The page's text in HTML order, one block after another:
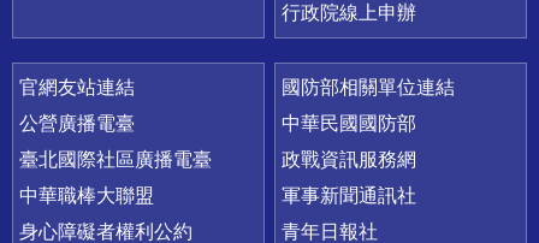
行政院線上申辦
官網友站連結
公營廣播電臺
臺北國際社區廣播電臺
中華職棒大聯盟
身心障礙者權利公約
國防部相關單位連結
中華民國國防部
政戰資訊服務網
軍事新聞通訊社
青年日報社